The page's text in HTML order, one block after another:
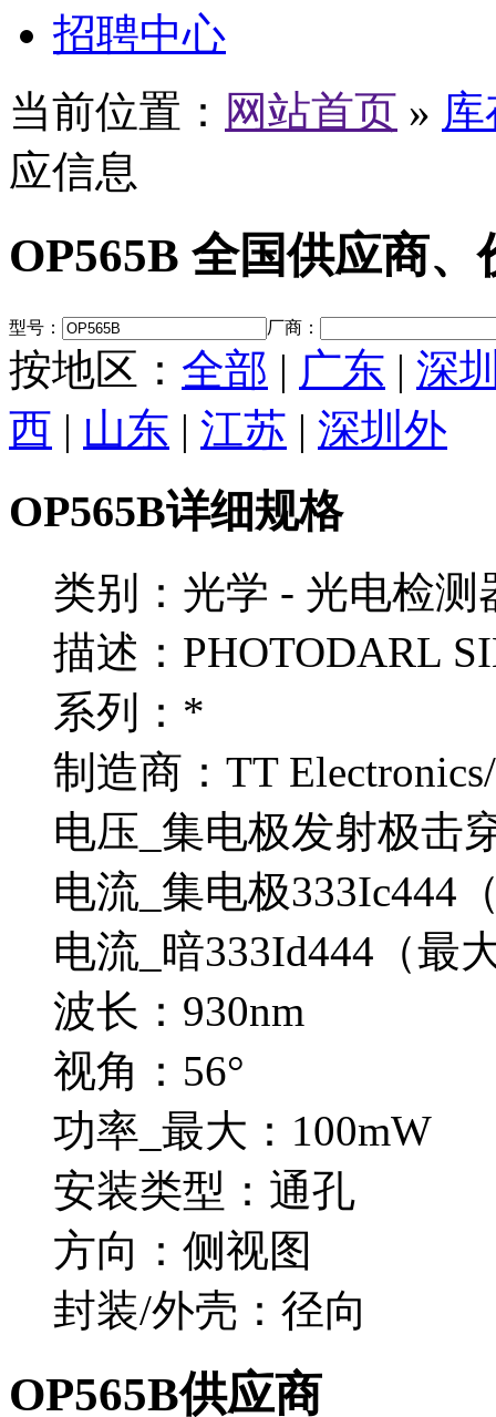
招聘中心
当前位置： 网站首页 »
应信息
OP565B 全国供应商
型号： 厂商：
按地区： 全部 | 广东 | 深
西 | 山东 | 江苏 | 深圳外
OP565B详细规格
类别：光学 - 光电检测
描述：PHOTODARL
系列：*
制造商：TT
电压_集电极发射极击
电流_集电极333Ic444
电流_暗333Id444（最
波长：930nm
视角：56°
功率_最大：100mW
安装类型：通孔
方向：侧视图
封装/外壳：径向
OP565B供应商